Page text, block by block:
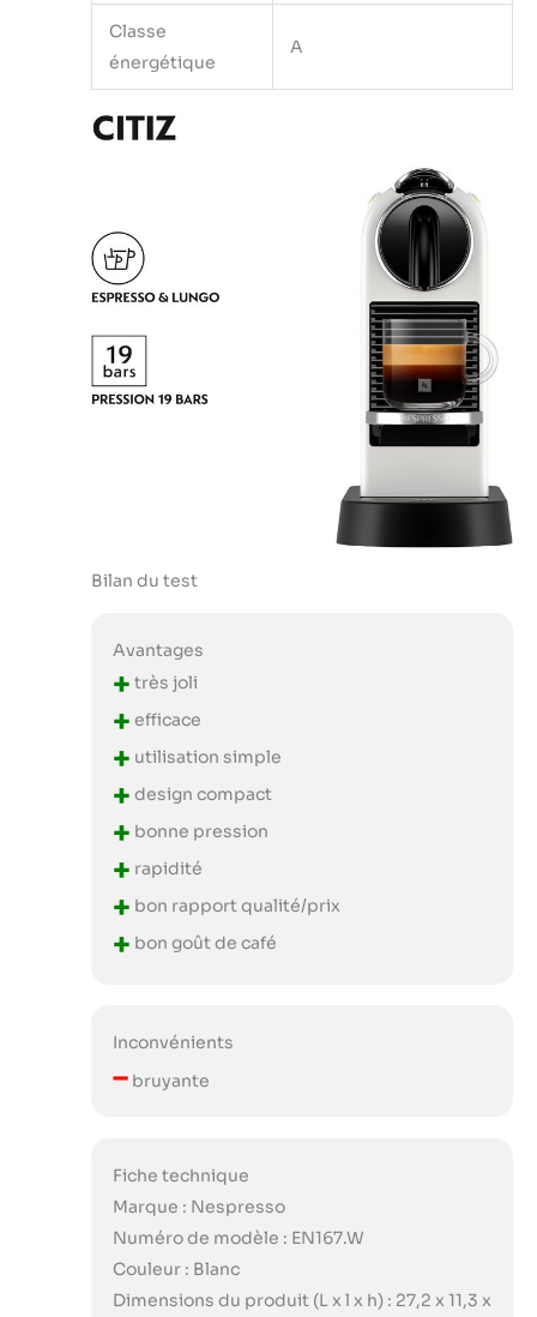
Classe
énergétique
A
Bilan du test
Avantages
+ très joli
+ efficace
+ utilisation simple
+ design compact
+ bonne pression
+ rapidité
+ bon rapport qualité/prix
+ bon goût de café
Inconvénients
–bruyante
Fiche technique
Marque : Nespresso
Numéro de modèle : EN167.W
Couleur : Blanc
Dimensions du produit (L x l x h) : 27,2 x 11,3 x